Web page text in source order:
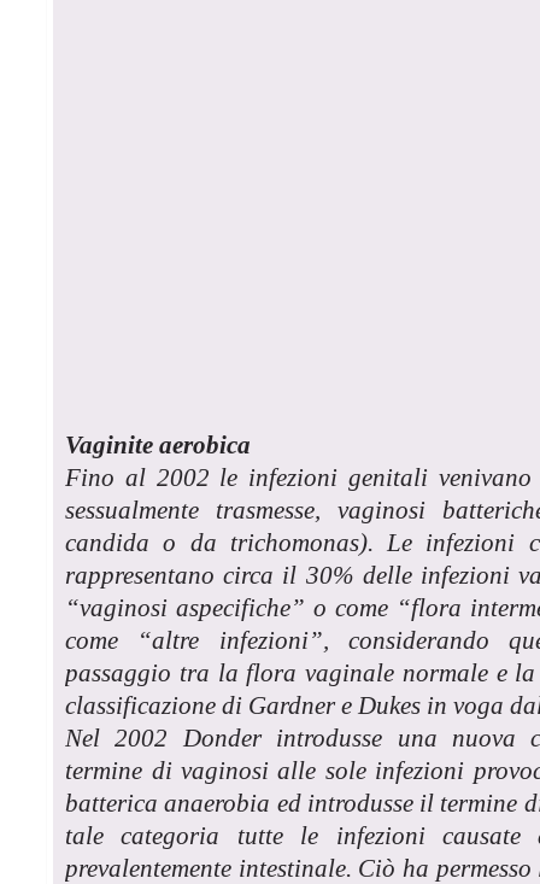
Vaginite aerobica
Fino al 2002 le infezioni genitali
sessualmente trasmesse, vaginosi
candida o da trichomonas). Le infezioni
rappresentano circa il 30% delle infezioni
“vaginosi aspecifiche” o come “flora
come “altre infezioni”, considerando
passaggio tra la flora vaginale normale e
classificazione di Gardner e Dukes in voga
Nel 2002 Donder introdusse una nuova
termine di vaginosi alle sole infezioni
batterica anaerobia ed introdusse il termine
tale categoria tutte le infezioni
prevalentemente intestinale. Ciò ha